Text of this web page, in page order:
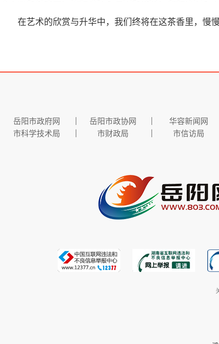
在艺术的欣赏与升华中，我们终将在这茶香里，慢
岳阳市政府网 岳阳市政协网
华容新闻网
市科学技术局
市财政局 市信访局